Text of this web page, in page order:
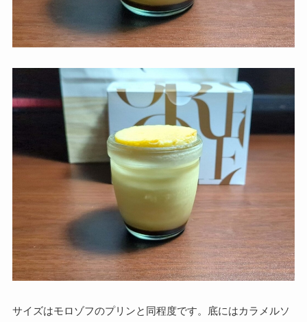
サイズはモロゾフのプリンと同程度です。底にはカラメルソ